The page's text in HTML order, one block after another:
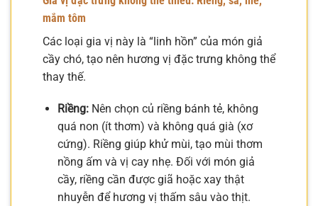
mắm tôm
Các loại gia vị này là “linh hồn” của món giả
cầy chó, tạo nên hương vị đặc trưng không thể
thay thế.
Riềng:Nên chọn củ riềng bánh tẻ, không
quá non (ít thơm) và không quá già (xơ
cứng). Riềng giúp khử mùi, tạo mùi thơm
nồng ấm và vị cay nhẹ. Đối với món giả
cầy, riềng cần được giã hoặc xay thật
nhuyễn để hương vị thấm sâu vào thịt.